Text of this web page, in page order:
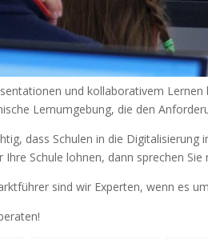
und kollaborativem
Lernumgebung, die den
dass Schulen in die
Schule lohnen, dann sprechen Sie
sind wir Experten, wenn es